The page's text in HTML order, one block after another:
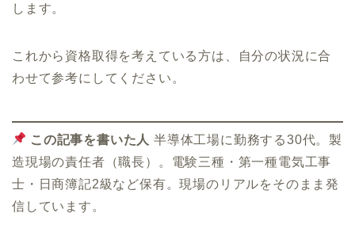
します。
これから資格取得を考えている方は、自分の状況に合
わせて参考にしてください。
この記事を書いた人 半導体工場に勤務する30代。製
造現場の責任者（職長）。電験三種・第一種電気工事
士・日商簿記2級など保有。現場のリアルをそのまま発
信しています。